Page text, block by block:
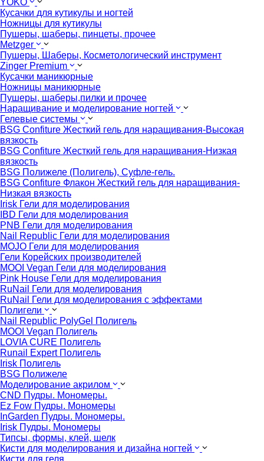
YOKO
Кусачки для кутикулы и ногтей
Ножницы для кутикулы
Пушеры, шаберы, пинцеты, прочее
Metzger
Пушеры, Шаберы, Косметологический инструмент
Zinger Premium
Кусачки маникюрные
Ножницы маникюрные
Пушеры, шаберы,пилки и прочее
Наращивание и моделирование ногтей
Гелевые системы
BSG Confiture Жесткий гель для наращивания-Высокая
вязкость
BSG Confiture Жесткий гель для наращивания-Низкая
вязкость
BSG Полижеле (Полигель), Суфле-гель.
BSG Confiture Флакон Жесткий гель для наращивания-
Низкая вязкость
Irisk Гели для моделирования
IBD Гели для моделирования
PNB Гели для моделирования
Nail Republic Гели для моделирования
MOJO Гели для моделирования
Гели Корейских производителей
MOOI Vegan Гели для моделирования
Pink House Гели для моделирования
RuNail Гели для моделирования
RuNail Гели для моделирования с эффектами
Полигели
Nail Republic PolyGel Полигель
MOOI Vegan Полигель
LOVIA CURE Полигель
Runail Expert Полигель
Irisk Полигель
BSG Полижеле
Моделирование акрилом
CND Пудры. Мономеры.
Ez Fow Пудры. Мономеры
InGarden Пудры. Мономеры.
Irisk Пудры. Мономеры
Типсы, формы, клей, шелк
Кисти для моделирования и дизайна ногтей
Кисти для геля